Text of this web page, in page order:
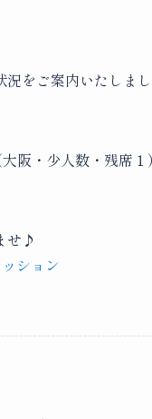
をご案内いたしまし
阪・少人数・残席１）
せ♪
ション